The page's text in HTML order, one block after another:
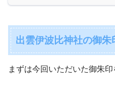
出雲伊波比神社の御朱
まずは今回いただいた御朱印